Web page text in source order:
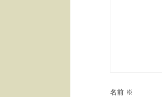
名前 ※